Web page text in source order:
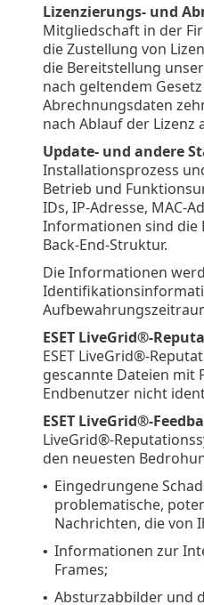
Lizenzierungs- und
Mitgliedschaft in der
die Zustellung von
die Bereitstellung
nach geltendem
Abrechnungsdaten
nach Ablauf der Lizenz
Update- und andere
Installationsprozess
Betrieb und
IDs, IP-Adresse, MAC-
Informationen sind die
Back-End-Struktur.
Die Informationen
ESET LiveGrid®-
ESET LiveGrid®-
gescannte Dateien mit
Endbenutzer nicht
ESET LiveGrid®-
LiveGrid®-
den neuesten
• Eingedrungene
problematische,
Nachrichten, die von
• Informationen zur
Frames;
• Absturzabbilder und